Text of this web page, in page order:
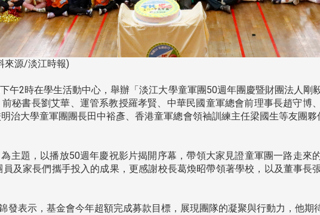
來源/淡江時報)
午2時在學生活動中心，舉辦「淡江大學童軍團50週年團慶暨財團法人剛
秘書長劉艾華、運管系教授羅孝賢、中華民國童軍總會前理事長趙守博
治大學童軍團團長田中裕彥、香港童軍總會領袖訓練主任梁國生等友團
主題，以播放50週年慶祝影片揭開序幕，帶領大家見證童軍團一路走來
及家長們攜手投入的成果，更感謝校長葛煥昭帶領著學校，以及董事長
發表示，基金會今年超額完成募款目標，展現團隊的凝聚與行動力，他